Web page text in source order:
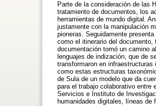
Parte de la consideración de las
tratamiento de documentos, los
herramientas de mundo digital.
justamente con la manipulación
pioneras. Seguidamente
como el itinerario del
documentación tomó un camino
lenguajes de indización, que de
transformaron en
como estas estructuras
de Sula de un modelo que da
para el trabajo colaborativo
Servicios e Instituto de
humanidades digitales, líneas